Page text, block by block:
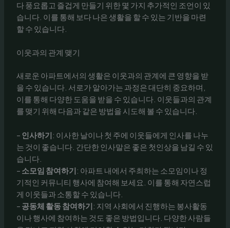
다 풍요롭고 즐겁게 만들기 위한 몇 가지 추가적인 조언이 있
습니다. 이를 통해 보다 나은 생활을 할 수 있는 기반을 마련
할 수 있습니다.
이웃과의 관계 맺기
새로운 아파트에서의 생활은 이웃과의 관계에 큰 영향을 받
을 수 있습니다. 서로가 알아가는 과정은 대단히 중요하며,
이를 통해 다양한 도움을 받을 수 있습니다. 이웃들과의 관계
를 맺기 위해 다음과 같은 방법을 시도해 볼 수 있습니다.
– 인사하기 : 이사한 날이나 첫 주에 이웃들에게 인사를 나누
는 것이 좋습니다. 간단한 인사말은 좋은 첫인상을 남길 수 있
습니다.
– 소모임 참여하기 : 아파트 내에서 주최하는 소모임이나 정
기적인 커뮤니티 행사에 참여해 보세요. 이를 통해 자연스럽
게 이웃들과 소통할 수 있습니다.
– 공동체 활동 참여하기 : 지역 사회에서 진행하는 봉사활동
이나 행사에 참여하는 것도 좋은 방법입니다. 다양한 사람들